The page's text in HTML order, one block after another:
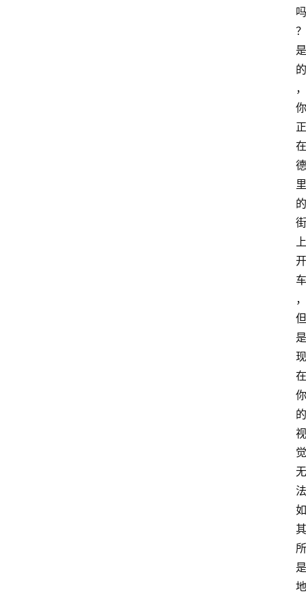
吗
？
是
的
，
你
正
在
德
里
的
街
上
开
车
，
但
是
现
在
你
的
视
觉
无
法
如
其
所
是
地